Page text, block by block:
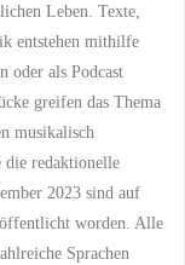
Leben. Texte,
entstehen mithilfe
oder als Podcast
greifen das Thema
musikalisch
die redaktionelle
2023 sind auf
worden. Alle
Sprachen